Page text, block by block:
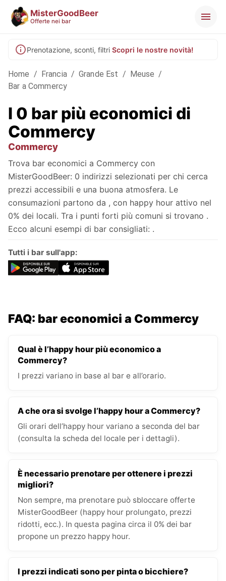
MisterGoodBeer
Offerte nei bar
Prenotazione, sconti, filtri Scopri le nostre novità!
Home / Francia / Grande Est / Meuse /
Bar a Commercy
I 0 bar più economici di
Commercy
Commercy
Trova bar economici a Commercy con
MisterGoodBeer: 0 indirizzi selezionati per chi cerca
prezzi accessibili e una buona atmosfera. Le
consumazioni partono da , con happy hour attivo nel
0% dei locali. Tra i punti forti più comuni si trovano .
Ecco alcuni esempi di bar consigliati: .
Tutti i bar sull'app:
FAQ: bar economici a Commercy
Qual è l’happy hour più economico a
Commercy?
I prezzi variano in base al bar e all’orario.
A che ora si svolge l’happy hour a Commercy?
Gli orari dell’happy hour variano a seconda del bar
(consulta la scheda del locale per i dettagli).
È necessario prenotare per ottenere i prezzi
migliori?
Non sempre, ma prenotare può sbloccare offerte
MisterGoodBeer (happy hour prolungato, prezzi
ridotti, ecc.). In questa pagina circa il 0% dei bar
propone un prezzo happy hour.
I prezzi indicati sono per pinta o bicchiere?